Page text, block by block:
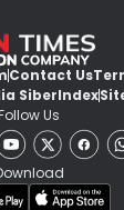
Contact Us
SiberIndex
Us